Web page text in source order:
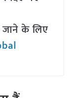
के लिए